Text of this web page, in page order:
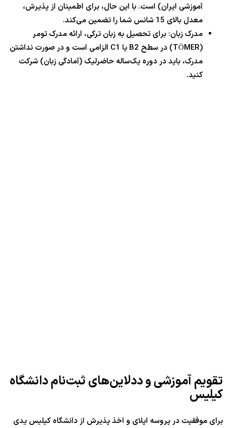
آموزشی ایران) است. با این حال، برای اطمینان از پذیرش،
معدل بالای 15 شانس شما را تضمین می‌کند.
مدرک زبان: برای تحصیل به زبان ترکی، ارائه مدرک تومر
(TÖMER) در سطح B2 یا C1 الزامی است و در صورت نداشتن
مدرک، باید در دوره یک‌ساله حاضرلیک (آمادگی زبان) شرکت
کنید.
تقویم آموزشی و ددلاین‌های ثبت‌نام دانشگاه
کیلیس
برای موفقیت در پروسه اپلای و اخذ پذیرش از دانشگاه کیلیس یدی